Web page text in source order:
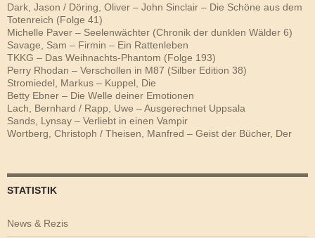
Dark, Jason / Döring, Oliver – John Sinclair – Die Schöne aus dem
Totenreich (Folge 41)
Michelle Paver – Seelenwächter (Chronik der dunklen Wälder 6)
Savage, Sam – Firmin – Ein Rattenleben
TKKG – Das Weihnachts-Phantom (Folge 193)
Perry Rhodan – Verschollen in M87 (Silber Edition 38)
Stromiedel, Markus – Kuppel, Die
Betty Ebner – Die Welle deiner Emotionen
Lach, Bernhard / Rapp, Uwe – Ausgerechnet Uppsala
Sands, Lynsay – Verliebt in einen Vampir
Wortberg, Christoph / Theisen, Manfred – Geist der Bücher, Der
STATISTIK
News & Rezis